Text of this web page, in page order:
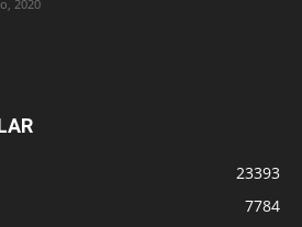
2020
23393
7784